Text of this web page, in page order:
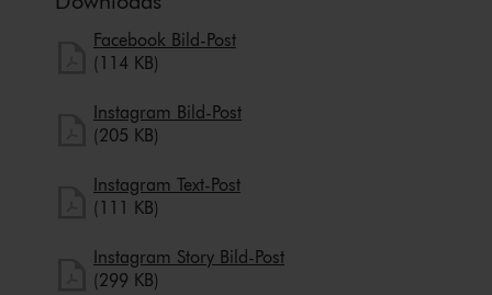
Facebook Bild-Post herunterladen
Facebook Bild-Postherunterladen
(114 KB)
Instagram Bild-Post herunterladen
Instagram Bild-Postherunterladen
(205 KB)
Instagram Text-Post herunterladen
Instagram Text-Postherunterladen
(111 KB)
Instagram Story Bild-Post herunterladen
Instagram Story Bild-Postherunterladen
(299 KB)